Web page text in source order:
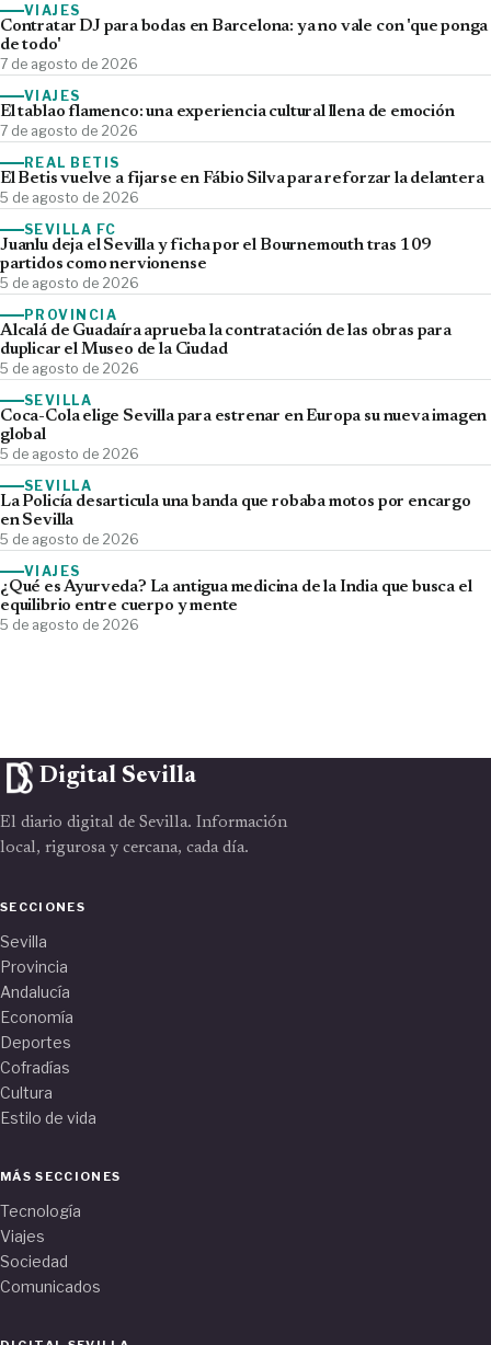
VIAJES
Contratar DJ para bodas en Barcelona: ya no vale con 'que ponga
de todo'
7 de agosto de 2026
VIAJES
El tablao flamenco: una experiencia cultural llena de emoción
7 de agosto de 2026
REAL BETIS
El Betis vuelve a fijarse en Fábio Silva para reforzar la delantera
5 de agosto de 2026
SEVILLA FC
Juanlu deja el Sevilla y ficha por el Bournemouth tras 109
partidos como nervionense
5 de agosto de 2026
PROVINCIA
Alcalá de Guadaíra aprueba la contratación de las obras para
duplicar el Museo de la Ciudad
5 de agosto de 2026
SEVILLA
Coca-Cola elige Sevilla para estrenar en Europa su nueva imagen
global
5 de agosto de 2026
SEVILLA
La Policía desarticula una banda que robaba motos por encargo
en Sevilla
5 de agosto de 2026
VIAJES
¿Qué es Ayurveda? La antigua medicina de la India que busca el
equilibrio entre cuerpo y mente
5 de agosto de 2026
Digital Sevilla
El diario digital de Sevilla. Información
local, rigurosa y cercana, cada día.
SECCIONES
Sevilla
Provincia
Andalucía
Economía
Deportes
Cofradías
Cultura
Estilo de vida
MÁS SECCIONES
Tecnología
Viajes
Sociedad
Comunicados